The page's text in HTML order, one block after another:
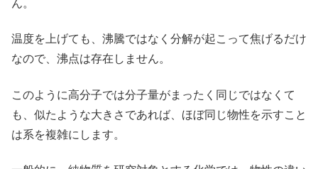
ん。
温度を上げても、沸騰ではなく分解が起こって焦げるだけ
なので、沸点は存在しません。
このように高分子では分子量がまったく同じではなくて
も、似たような大きさであれば、ほぼ同じ物性を示すこと
は系を複雑にします。